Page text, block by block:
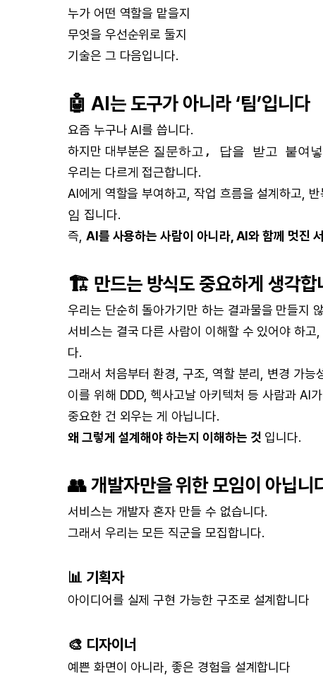
누가 어떤 역할을 맡을지
무엇을 우선순위로 둘지
기술은 그 다음입니다.
🤖 AI는 도구가 아니라 ‘팀’입니다
요즘 누구나 AI를 씁니다.
하지만 대부분은 질문하고, 답을 받고 붙여
우리는 다르게 접근합니다.
AI에게 역할을 부여하고, 작업 흐름을 설계하고,
임 집니다.
즉, AI를 사용하는 사람이 아니라, AI와 함께 멋진
🏗 만드는 방식도 중요하게 생각합
우리는 단순히 돌아가기만 하는 결과물을 만들지
서비스는 결국 다른 사람이 이해할 수 있어야 하
다.
그래서 처음부터 환경, 구조, 역할 분리, 변경 가능
이를 위해 DDD, 헥사고날 아키텍처 등 사람과 AI
중요한 건 외우는 게 아닙니다.
왜 그렇게 설계해야 하는지 이해하는 것 입니다.
👥 개발자만을 위한 모임이 아닙니
서비스는 개발자 혼자 만들 수 없습니다.
그래서 우리는 모든 직군을 모집합니다.
📊 기획자
아이디어를 실제 구현 가능한 구조로 설계합니다
🎨 디자이너
예쁜 화면이 아니라, 좋은 경험을 설계합니다